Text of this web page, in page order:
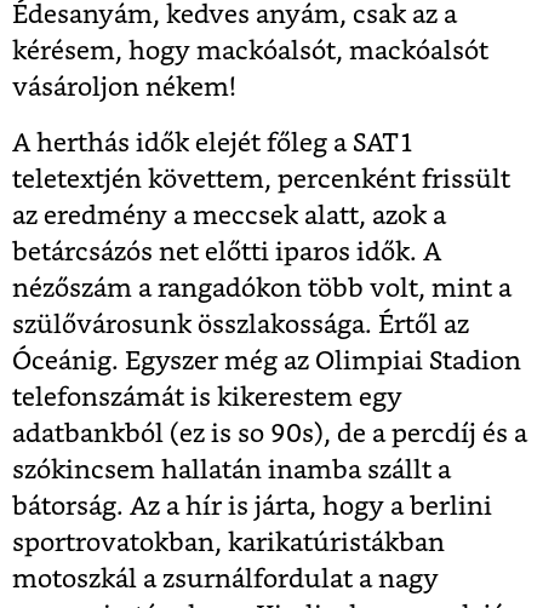
Édesanyám, kedves anyám, csak az a
kérésem, hogy mackóalsót, mackóalsót
vásároljon nékem!
A herthás idők elejét főleg a SAT1
teletextjén követtem, percenként frissült
az eredmény a meccsek alatt, azok a
betárcsázós net előtti iparos idők. A
nézőszám a rangadókon több volt, mint a
szülővárosunk összlakossága. Értől az
Óceánig. Egyszer még az Olimpiai Stadion
telefonszámát is kikerestem egy
adatbankból (ez is so 90s), de a percdíj és a
szókincsem hallatán inamba szállt a
bátorság. Az a hír is járta, hogy a berlini
sportrovatokban, karikatúristákban
motoszkál a zsurnálfordulat a nagy